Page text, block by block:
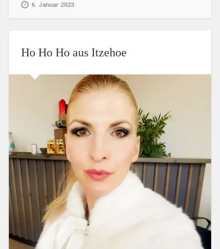
6. Januar 2023
Ho Ho Ho aus Itzehoe